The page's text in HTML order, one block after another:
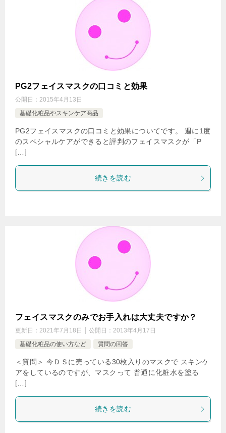
PG2フェイスマスクの口コミと効果
公開日： 2015年4月13日
基礎化粧品やスキンケア商品
PG2フェイスマスクの口コミと効果についてです。 週に1度
のスペシャルケアができると評判のフェイスマスクが「P
[…]
続きを読む
フェイスマスクのみでお手入れは大丈夫ですか？
更新日： 2021年7月18日 公開日： 2013年4月17日
基礎化粧品の使い方など
質問の回答
＜質問＞ 今ＤＳに売っている30枚入りのマスクで スキンケ
アをしているのですが、マスクって 普通に化粧水を塗る
[…]
続きを読む